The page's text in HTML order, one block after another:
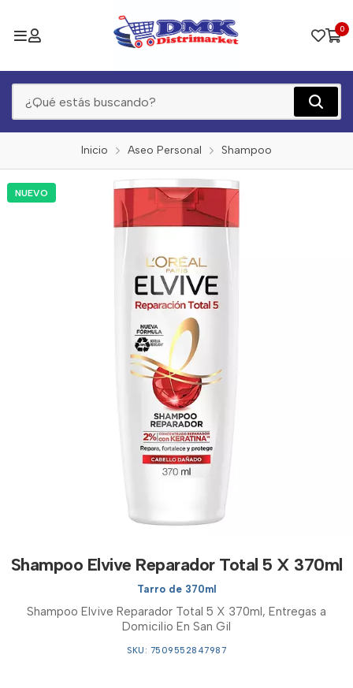
0
Inicio Aseo Personal Shampoo
NUEVO
Shampoo Elvive Reparador Total 5 X 370ml
Tarro de 370ml
Shampoo Elvive Reparador Total 5 X 370ml, Entregas a
Domicilio En San Gil
SKU: 7509552847987